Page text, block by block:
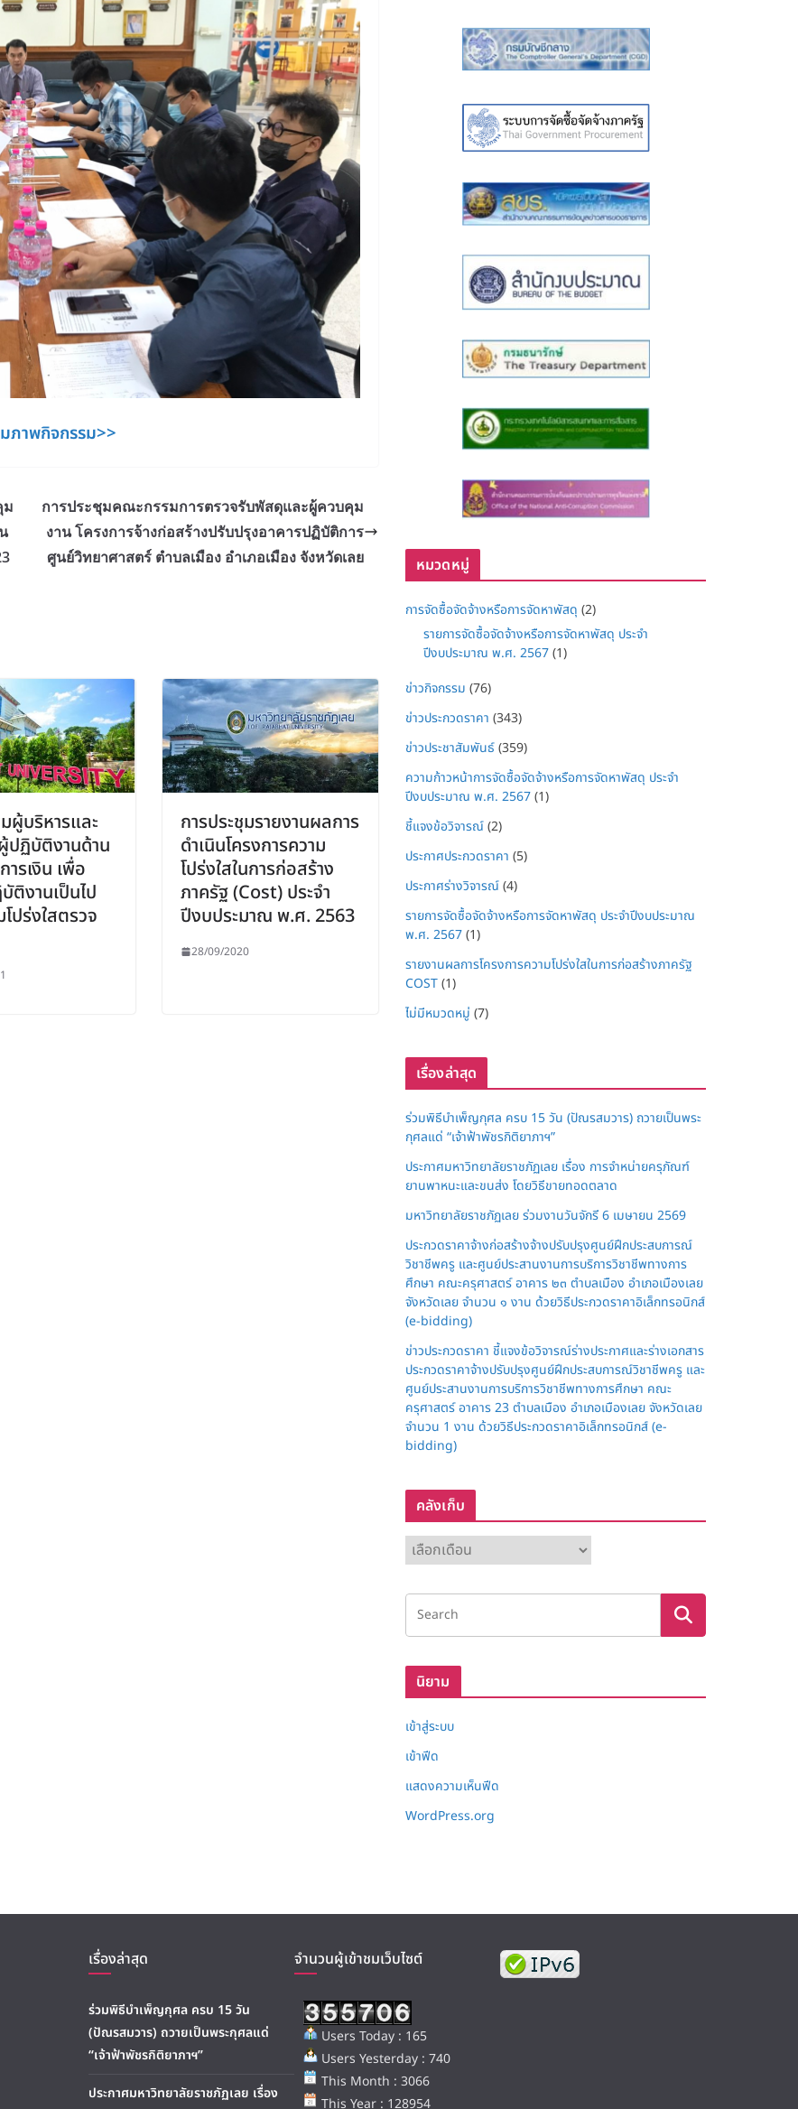
ภาพกิจกรรม>>
ม
การประชุมคณะกรรมการตรวจรับพัสดุและผู้ควบคุม
งาน โครงการจ้างก่อสร้างปรับปรุงอาคารปฏิบัติการ
ศูนย์วิทยาศาสตร์ ตำบลเมือง อำเภอเมือง จังหวัดเลย
ผู้บริหารและ
ปฏิบัติงานด้าน
รเงิน เพื่อ
ติงานเป็นไป
ปร่งใสตรวจ
การประชุมรายงานผลการ
ดำเนินโครงการความ
โปร่งใสในการก่อสร้าง
ภาครัฐ (Cost) ประจำ
ปีงบประมาณ พ.ศ. 2563
28/09/2020
หมวดหมู่
การจัดซื้อจัดจ้างหรือการจัดหาพัสดุ (2)
รายการจัดซื้อจัดจ้างหรือการจัดหาพัสดุ ประจำ
ปีงบประมาณ พ.ศ. 2567(1)
ข่าวกิจกรรม (76)
ข่าวประกวดราคา (343)
ข่าวประชาสัมพันธ์(359)
ความก้าวหน้าการจัดซื้อจัดจ้างหรือการจัดหาพัสดุ ประจำ
ปีงบประมาณ พ.ศ. 2567(1)
ชี้แจงข้อวิจารณ์(2)
ประกาศประกวดราคา (5)
ประกาศร่างวิจารณ์(4)
รายการจัดซื้อจัดจ้างหรือการจัดหาพัสดุ ประจำปีงบประมาณ
พ.ศ. 2567(1)
รายงานผลการโครงการความโปร่งใสในการก่อสร้างภาครัฐ
COST(1)
ไม่มีหมวดหมู่ (7)
เรื่องล่าสุด
ร่วมพิธีบำเพ็ญกุศล ครบ 15 วัน (ปัณรสมวาร) ถวายเป็นพระ
กุศลแด่ “เจ้าฟ้าพัชรกิติยาภาฯ”
ประกาศมหาวิทยาลัยราชภัฏเลย เรื่อง การจำหน่ายครุภัณฑ์
ยานพาหนะและขนส่ง โดยวิธีขายทอดตลาด
มหาวิทยาลัยราชภัฏเลย ร่วมงานวันจักรี 6 เมษายน 2569
ประกวดราคาจ้างก่อสร้างจ้างปรับปรุงศูนย์ฝึกประสบการณ์
วิชาชีพครู และศูนย์ประสานงานการบริการวิชาชีพทางการ
ศึกษา คณะครุศาสตร์ อาคาร ๒๓ ตำบลเมือง อำเภอเมืองเลย
จังหวัดเลย จำนวน ๑ งาน ด้วยวิธีประกวดราคาอิเล็กทรอนิกส์
(e-bidding)
ข่าวประกวดราคา ชี้แจงข้อวิจารณ์ร่างประกาศและร่างเอกสาร
ประกวดราคาจ้างปรับปรุงศูนย์ฝึกประสบการณ์วิชาชีพครู และ
ศูนย์ประสานงานการบริการวิชาชีพทางการศึกษา คณะ
ครุศาสตร์ อาคาร 23 ตำบลเมือง อำเภอเมืองเลย จังหวัดเลย
จำนวน 1 งาน ด้วยวิธีประกวดราคาอิเล็กทรอนิกส์ (e-
bidding)
คลังเก็บ
ลั
ง
ก็
นิยาม
เข้าสู่ระบบ
เข้าฟีด
แสดงความเห็นฟีด
WordPress.org
เรื่องล่าสุด
ร่วมพิธีบำเพ็ญกุศล ครบ 15 วัน
(ปัณรสมวาร) ถวายเป็นพระกุศลแด่
“เจ้าฟ้าพัชรกิติยาภาฯ”
ประกาศมหาวิทยาลัยราชภัฏเลย เรื่อง
จำนวนผู้เข้าชมเว็บไซต์
Users Today : 165
Users Yesterday : 740
This Month : 3066
This Year : 128954